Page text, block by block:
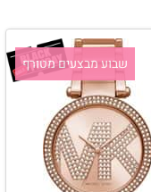
שבוע מבצעים מטורף